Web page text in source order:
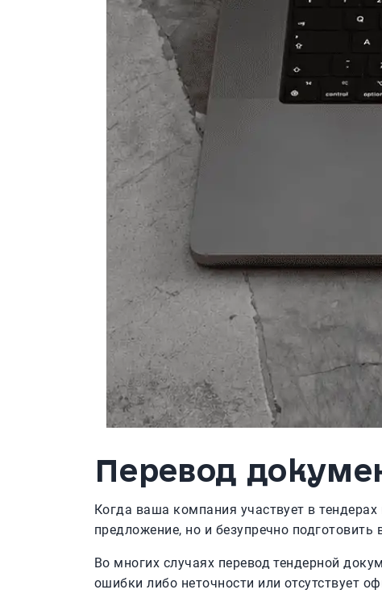
Перевод
Когда ваша компания участвует в
предложение, но и безупречно подготовить
Во многих случаях перевод тендерной
ошибки либо неточности или отсутствует